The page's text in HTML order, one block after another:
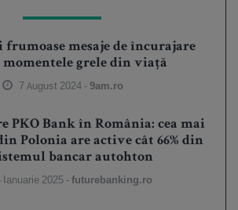
frumoase mesaje de încurajare
grele din viață
7 August 2024 -9am.ro
PKO Bank în România: cea mai
Polonia are active cât 66% din
bancar autohton
Ianuarie 2025 -futurebanking.ro